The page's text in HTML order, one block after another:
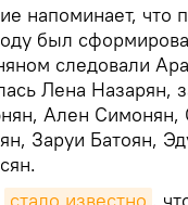
напоминает,
был
следовали
Лена Назарян,
Ален Симонян,
Заруи Батоян,
стало известно ,